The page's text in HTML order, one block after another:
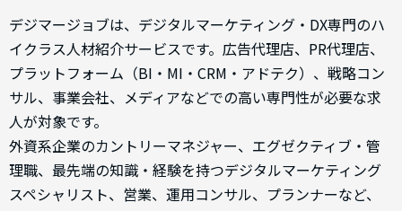
デジマージョブは、デジタルマーケティング・DX専門のハ
イクラス人材紹介サービスです。広告代理店、PR代理店、
プラットフォーム（BI・MI・CRM・アドテク）、戦略コン
サル、事業会社、メディアなどでの高い専門性が必要な求
人が対象です。
外資系企業のカントリーマネジャー、エグゼクティブ・管
理職、最先端の知識・経験を持つデジタルマーケティング
スペシャリスト、営業、運用コンサル、プランナーなど、